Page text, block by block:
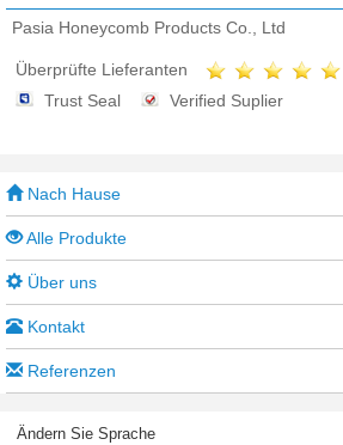
Pasia Honeycomb Products Co., Ltd
Überprüfte Lieferanten
Trust Seal
Verified Suplier
Nach Hause
Alle Produkte
Über uns
Kontakt
Referenzen
Ändern Sie Sprache